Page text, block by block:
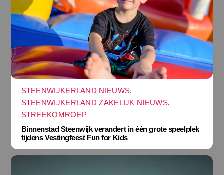
STEENWIJKERLAND NIEUWS,
STEENWIJKERLAND ZAKELIJK NIEUWS,
STREEKOMROEP
Binnenstad Steenwijk verandert in één grote speelplek
tijdens Vestingfeest Fun for Kids